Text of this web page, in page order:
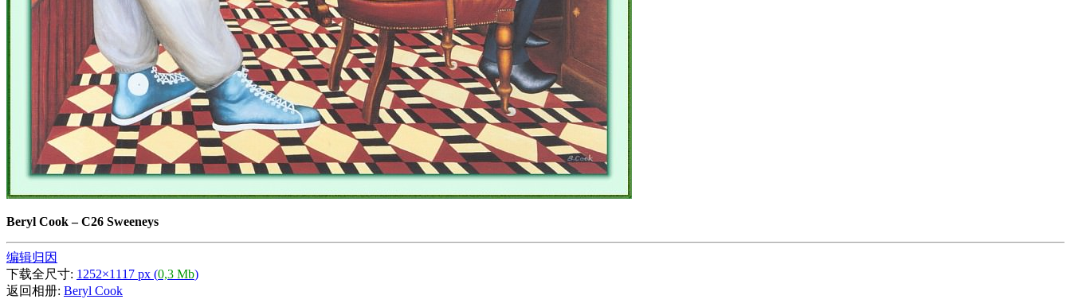
Beryl Cook–C26 Sweeneys
编辑归因
下载全尺寸: 1252×1117 px (0,3 Mb)
返回相册: Beryl Cook